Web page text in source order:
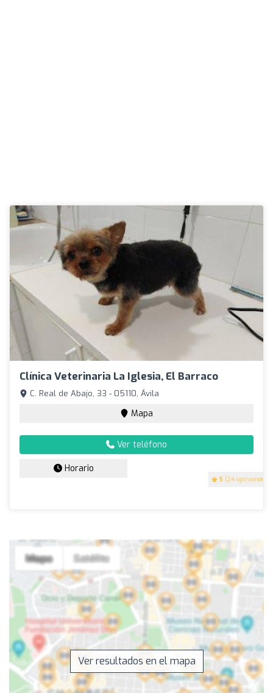
Clínica Veterinaria La Iglesia, El Barraco
5 (24 opiniones)
C. Real de Abajo, 33 - 05110, Ávila
Mapa
Ver teléfono
Horario
Ver resultados en el mapa